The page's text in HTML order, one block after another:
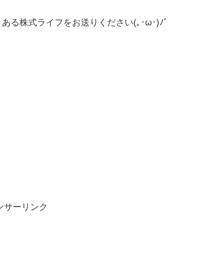
る株式ライフをお送りください(｡･ω･)ﾉﾞ
サーリンク